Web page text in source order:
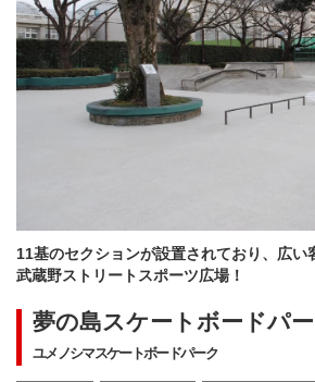
11基のセクションが設置されており、広い
武蔵野ストリートスポーツ広場！
夢の島スケートボードパ
ユメノシマスケートボードパーク